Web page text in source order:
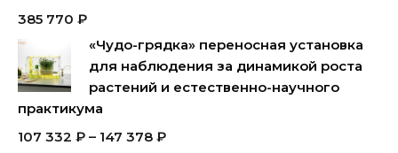
385 770 ₽
«Чудо-грядка» переносная установка
для наблюдения за динамикой роста
растений и естественно-научного
практикума
107 332 ₽ – 147 378 ₽